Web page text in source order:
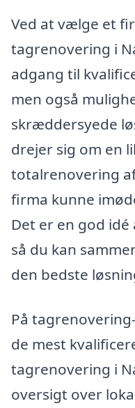
Ved at vælge et
tagrenovering i
adgang til
men også
skræddersyede
drejer sig om en
totalrenovering
firma kunne
Det er en god
så du kan
den bedste
På
de mest
tagrenovering i
oversigt over